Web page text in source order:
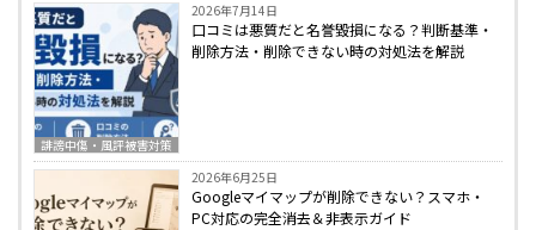
誹謗中傷・風評被害対策
2026年7月14日
口コミは悪質だと名誉毀損になる？判断基準・
削除方法・削除できない時の対処法を解説
2026年6月25日
Googleマイマップが削除できない？スマホ・
PC対応の完全消去＆非表示ガイド